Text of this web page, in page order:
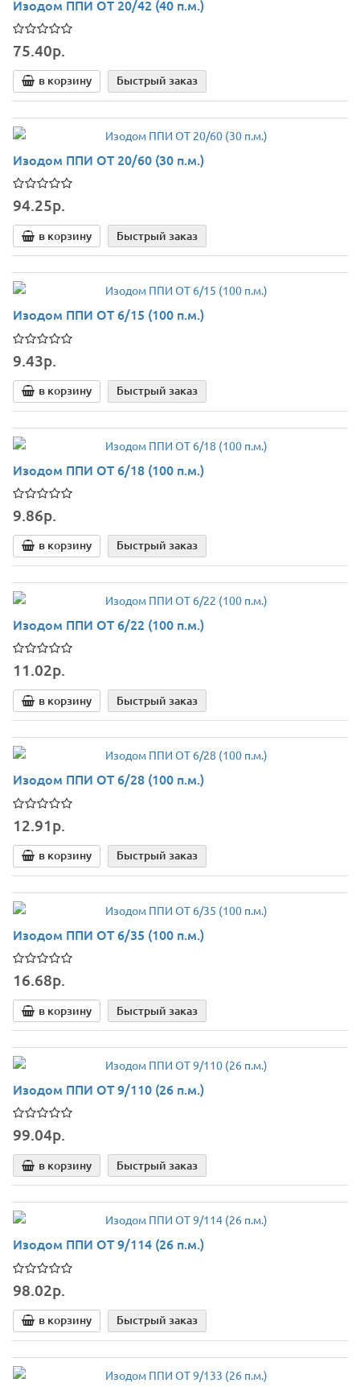
Изодом ППИ ОТ 20/42 (40 п.м.)
75.40р.
в корзину Быстрый заказ
Изодом ППИ ОТ 20/60 (30 п.м.)
94.25р.
в корзину Быстрый заказ
Изодом ППИ ОТ 6/15 (100 п.м.)
9.43р.
в корзину Быстрый заказ
Изодом ППИ ОТ 6/18 (100 п.м.)
9.86р.
в корзину Быстрый заказ
Изодом ППИ ОТ 6/22 (100 п.м.)
11.02р.
в корзину Быстрый заказ
Изодом ППИ ОТ 6/28 (100 п.м.)
12.91р.
в корзину Быстрый заказ
Изодом ППИ ОТ 6/35 (100 п.м.)
16.68р.
в корзину Быстрый заказ
Изодом ППИ ОТ 9/110 (26 п.м.)
99.04р.
в корзину Быстрый заказ
Изодом ППИ ОТ 9/114 (26 п.м.)
98.02р.
в корзину Быстрый заказ